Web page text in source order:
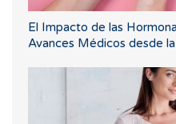
El Impacto de las
Avances Médicos desde